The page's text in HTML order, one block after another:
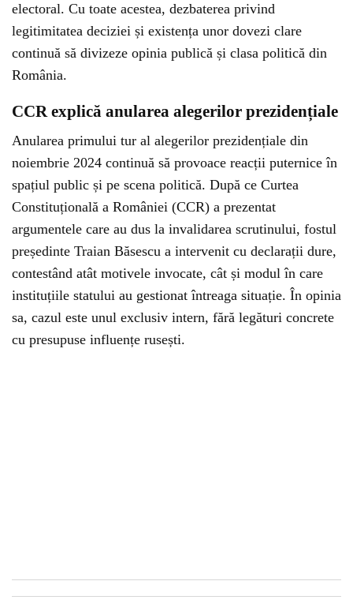
electoral. Cu toate acestea, dezbaterea privind
legitimitatea deciziei și existența unor dovezi clare
continuă să divizeze opinia publică și clasa politică din
România.
CCR explică anularea alegerilor prezidențiale
Anularea primului tur al alegerilor prezidențiale din
noiembrie 2024 continuă să provoace reacții puternice în
spațiul public și pe scena politică. După ce Curtea
Constituțională a României (CCR) a prezentat
argumentele care au dus la invalidarea scrutinului, fostul
președinte Traian Băsescu a intervenit cu declarații dure,
contestând atât motivele invocate, cât și modul în care
instituțiile statului au gestionat întreaga situație. În opinia
sa, cazul este unul exclusiv intern, fără legături concrete
cu presupuse influențe rusești.